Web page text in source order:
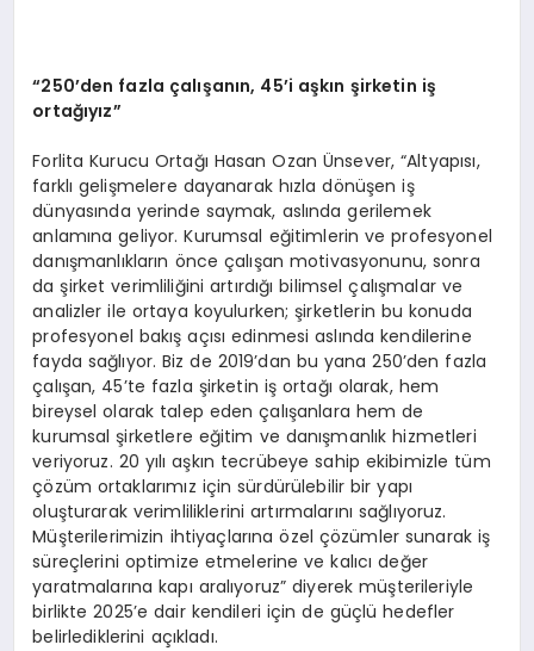
“250’den fazla çalışanın, 45’i aşkın şirketin iş
ortağıyız”
Forlita Kurucu Ortağı Hasan Ozan Ünsever, “Altyapısı,
farklı gelişmelere dayanarak hızla dönüşen iş
dünyasında yerinde saymak, aslında gerilemek
anlamına geliyor. Kurumsal eğitimlerin ve profesyonel
danışmanlıkların önce çalışan motivasyonunu, sonra
da şirket verimliliğini artırdığı bilimsel çalışmalar ve
analizler ile ortaya koyulurken; şirketlerin bu konuda
profesyonel bakış açısı edinmesi aslında kendilerine
fayda sağlıyor. Biz de 2019’dan bu yana 250’den fazla
çalışan, 45’te fazla şirketin iş ortağı olarak, hem
bireysel olarak talep eden çalışanlara hem de
kurumsal şirketlere eğitim ve danışmanlık hizmetleri
veriyoruz. 20 yılı aşkın tecrübeye sahip ekibimizle tüm
çözüm ortaklarımız için sürdürülebilir bir yapı
oluşturarak verimliliklerini artırmalarını sağlıyoruz.
Müşterilerimizin ihtiyaçlarına özel çözümler sunarak iş
süreçlerini optimize etmelerine ve kalıcı değer
yaratmalarına kapı aralıyoruz” diyerek müşterileriyle
birlikte 2025’e dair kendileri için de güçlü hedefler
belirlediklerini açıkladı.